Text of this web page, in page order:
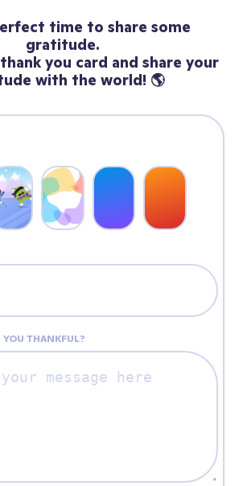
time to share some
gratitude.
you card and share your
with the world! 🌎
YOU THANKFUL?